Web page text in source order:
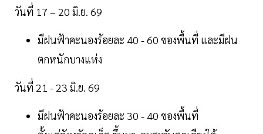
วันที่ 17 – 20 มิ.ย. 69
มีฝนฟ้าคะนองร้อยละ 40 - 60 ของพื้นที่ และมีฝน
ตกหนักบางแห่ง
วันที่ 21 - 23 มิ.ย. 69
มีฝนฟ้าคะนองร้อยละ 30 - 40 ของพื้นที่